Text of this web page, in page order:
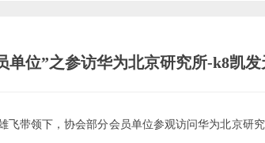
单位”之参访华为北京研究所-k8凯
飞带领下，协会部分会员单位参观访问华为北京研